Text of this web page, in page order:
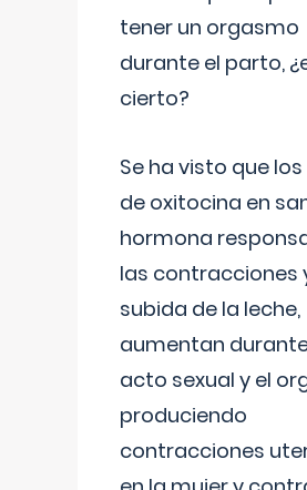
tener un orgasmo
durante el parto,
cierto?
Se ha visto que
de oxitocina en
hormona
las contracciones
subida de la leche,
aumentan
acto sexual y el
produciendo
contracciones